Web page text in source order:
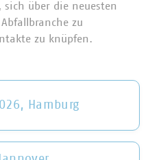
über die neuesten
zu
zu knüpfen.
Hamburg